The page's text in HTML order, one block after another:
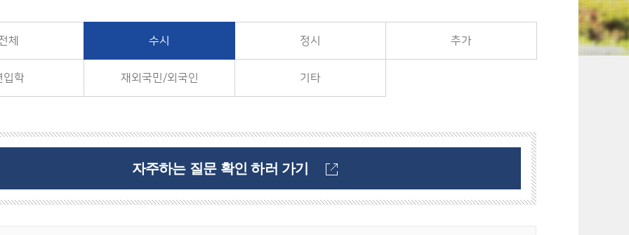
체 수시 정시 추가
입학 재외국민/외국인 기타
자주하는 질문 확인 하러 가기